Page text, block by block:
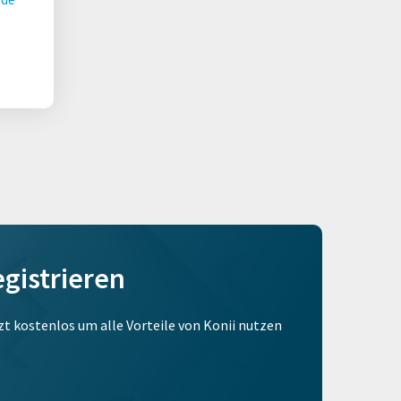
kostenlos um alle Vorteile von Konii nutzen